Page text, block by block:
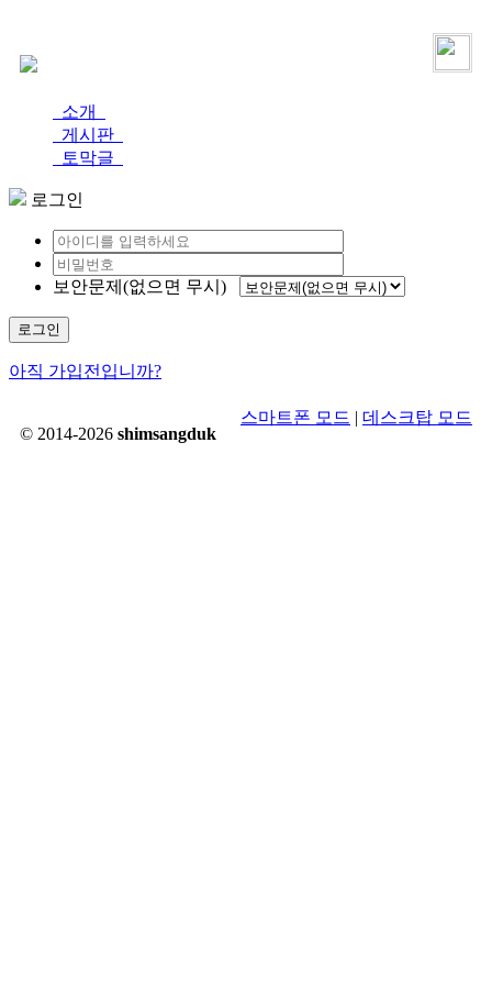
소개
게시판
토막글
로그인
보안문제(없으면 무시)
로그인
아직 가입전입니까?
© 2014-2026 shimsangduk
스마트폰 모드 | 데스크탑 모드